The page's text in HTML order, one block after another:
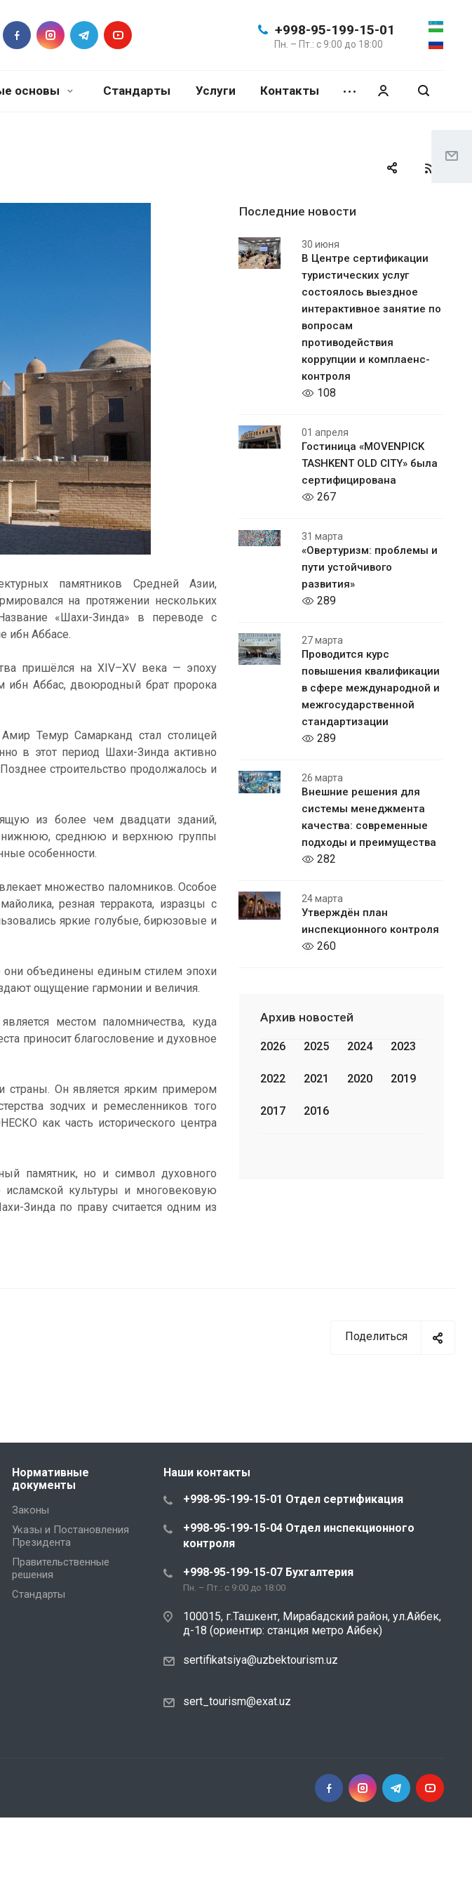
+998-95-199-15-01
Пн. – Пт.: с 9:00 до 18:00
основы Стандарты Услуги Контакты
памятников Средней Азии,
на протяжении нескольких
«Шахи-Зинда» в переводе с
ибн Аббасе.
пришёлся на XIV–XV века — эпоху
ибн Аббас, двоюродный брат пророка
Темур Самарканд стал столицей
в этот период Шахи-Зинда активно
строительство продолжалось и
из более чем двадцати зданий,
нижнюю, среднюю и верхнюю группы
особенности.
множество паломников. Особое
резная терракота, изразцы с
яркие голубые, бирюзовые и
объединены единым стилем эпохи
ощущение гармонии и величия.
местом паломничества, куда
приносит благословение и духовное
страны. Он является ярким примером
зодчих и ремесленников того
как часть исторического центра
памятник, но и символ духовного
исламской культуры и многовековую
Зинда по праву считается одним из
Последние новости
30 июня
В Центре сертификации
туристических услуг
состоялось выездное
интерактивное занятие по
вопросам
противодействия
коррупции и комплаенс-
контроля
108
01 апреля
Гостиница «MOVENPICK
TASHKENT OLD CITY» была
сертифицирована
267
31 марта
«Овертуризм: проблемы и
пути устойчивого
развития»
289
27 марта
Проводится курс
повышения квалификации
в сфере международной и
межгосударственной
стандартизации
289
26 марта
Внешние решения для
системы менеджмента
качества: современные
подходы и преимущества
282
24 марта
Утверждён план
инспекционного контроля
260
Архив новостей
2026 2025 2024 2023
2022 2021 2020 2019
2017 2016
Поделиться
Нормативные
документы
Законы
Указы и Постановления
Президента
Правительственные
решения
Стандарты
Наши контакты
+998-95-199-15-01 Отдел сертификация
+998-95-199-15-04 Отдел инспекционного
контроля
+998-95-199-15-07 Бухгалтерия
Пн. – Пт.: с 9:00 до 18:00
100015, г.Ташкент, Мирабадский район, ул.Айбек,
д-18 (ориентир: станция метро Айбек)
sertifikatsiya@uzbektourism.uz
sert_tourism@exat.uz